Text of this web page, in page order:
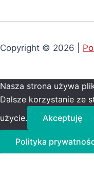
Copyright © 2026 |
Nasza strona używa
Dalsze korzystanie ze
użycie.
Akceptuję
Polityka